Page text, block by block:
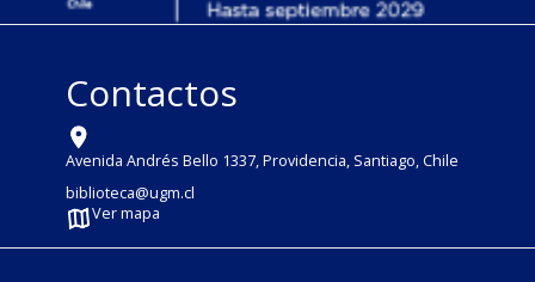
Contactos
Avenida Andrés Bello 1337, Providencia, Santiago, Chile
biblioteca@ugm.cl
Ver mapa